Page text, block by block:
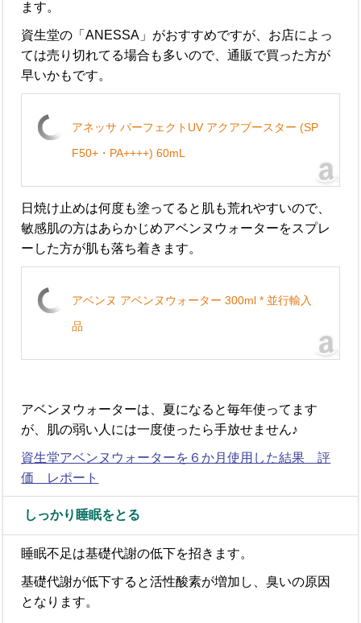
ます。
資生堂の「ANESSA」がおすすめですが、お店によっ
ては売り切れてる場合も多いので、通販で買った方が
早いかもです。
アネッサ パーフェクトUV アクアブースター (SP
F50+・PA++++) 60mL
日焼け止めは何度も塗ってると肌も荒れやすいので、
敏感肌の方はあらかじめアベンヌウォーターをスプレ
ーした方が肌も落ち着きます。
アベンヌ アベンヌウォーター 300ml * 並行輸入
品
アベンヌウォーターは、夏になると毎年使ってます
が、肌の弱い人には一度使ったら手放せません♪
資生堂アベンヌウォーターを６か月使用した結果 評
価 レポート
しっかり睡眠をとる
睡眠不足は基礎代謝の低下を招きます。
基礎代謝が低下すると活性酸素が増加し、臭いの原因
となります。